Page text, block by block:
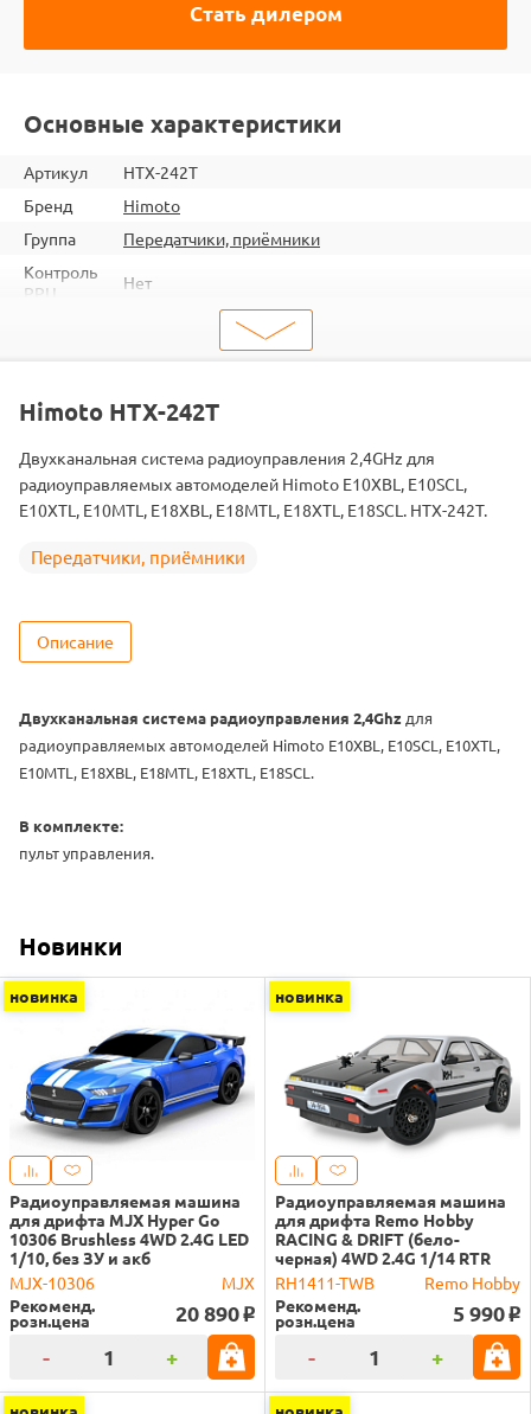
Стать дилером
Основные характеристики
Артикул
HTX-242T
Бренд
Himoto
Группа
Передатчики, приёмники
Контроль
РРЦ
Нет
2000000013824
Подходит
E10HM / E10XBL / E10SCL / E10XTL / E10MTL /
E18XTL / E18SCL / E18DBL / E18ORL
Himoto HTX-242T
Двухканальная система радиоуправления 2,4GHz для
радиоуправляемых автомоделей Himoto E10XBL, E10SCL,
E10XTL, E10MTL, E18XBL, E18MTL, E18XTL, E18SCL. HTX-242T.
Передатчики, приёмники
Описание
Двухканальная система радиоуправления 2,4Ghz для
радиоуправляемых автомоделей Himoto E10XBL, E10SCL, E10XTL,
E10MTL, E18XBL, E18MTL, E18XTL, E18SCL.
В комплекте:
пульт управления.
Новинки
новинка
Радиоуправляемая машина
для дрифта MJX Hyper Go
10306 Brushless 4WD 2.4G LED
1/10, без ЗУ и акб
MJX-10306
MJX
Рекоменд.
розн.цена 20 890 o
- +
новинка
Радиоуправляемая машина
для дрифта Remo Hobby
RACING & DRIFT (бело-
черная) 4WD 2.4G 1/14 RTR
RH1411-TWB
Remo Hobby
Рекоменд.
розн.цена 5 990 o
- +